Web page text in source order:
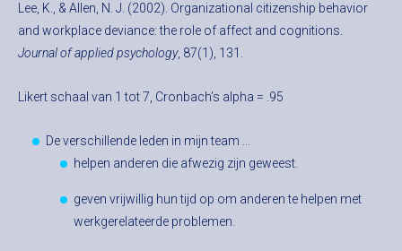
Lee, K., & Allen, N. J. (2002). Organizational citizenship behavior
and workplace deviance: the role of affect and cognitions.
Journal of applied psychology, 87(1), 131.
Likert schaal van 1 tot 7, Cronbach’s alpha = .95
De verschillende leden in mijn team ...
helpen anderen die afwezig zijn geweest.
geven vrijwillig hun tijd op om anderen te helpen met
werkgerelateerde problemen.